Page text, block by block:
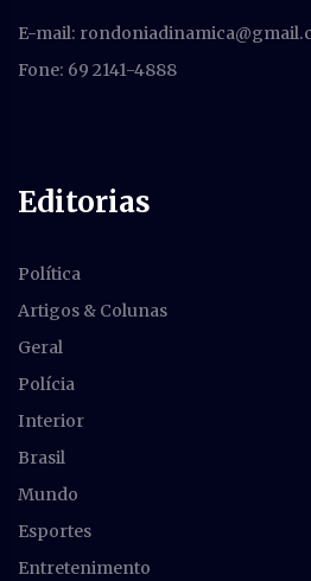
E-mail:
Fone: 69 2141-4888
Editorias
Política
Artigos & Colunas
Geral
Polícia
Interior
Brasil
Mundo
Esportes
Entretenimento